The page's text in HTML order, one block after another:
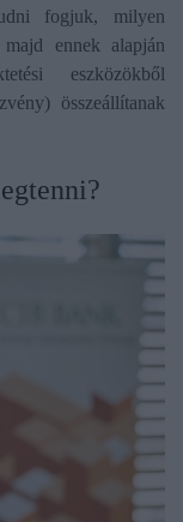
fogjuk, milyen
ennek alapján
eszközökből
összeállítanak